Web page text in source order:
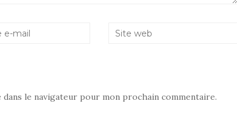
le navigateur pour mon prochain commentaire.